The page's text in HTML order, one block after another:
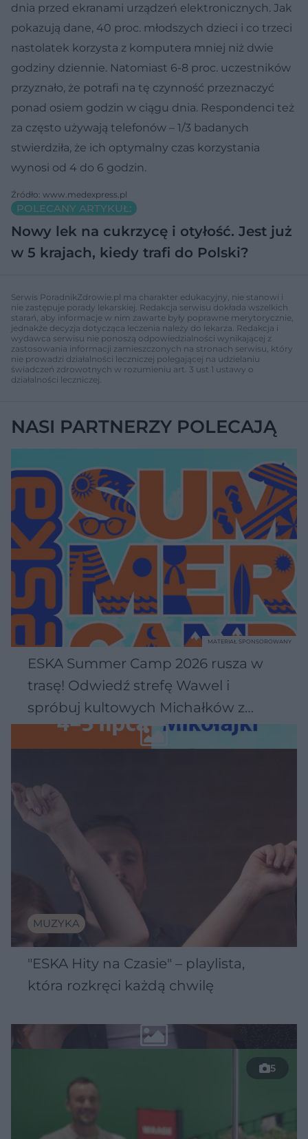
dnia przed ekranami urządzeń elektronicznych. Jak
pokazują dane, 40 proc. młodszych dzieci i co trzeci
nastolatek korzysta z komputera mniej niż dwie
godziny dziennie. Natomiast 6-8 proc. uczestników
przyznało, że potrafi na tę czynność przeznaczyć
ponad osiem godzin w ciągu dnia. Respondenci też
za często używają telefonów – 1/3 badanych
stwierdziła, że ich optymalny czas korzystania
wynosi od 4 do 6 godzin.
Źródło: www.medexpress.pl
POLECANY ARTYKUŁ:
Nowy lek na cukrzycę i otyłość. Jest już
w 5 krajach, kiedy trafi do Polski?
Serwis PoradnikZdrowie.pl ma charakter edukacyjny, nie stanowi i
nie zastępuje porady lekarskiej. Redakcja serwisu dokłada wszelkich
starań, aby informacje w nim zawarte były poprawne merytorycznie,
jednakże decyzja dotycząca leczenia należy do lekarza. Redakcja i
wydawca serwisu nie ponoszą odpowiedzialności wynikającej z
zastosowania informacji zamieszczonych na stronach serwisu, który
nie prowadzi działalności leczniczej polegającej na udzielaniu
świadczeń zdrowotnych w rozumieniu art. 3 ust 1 ustawy o
działalności leczniczej.
NASI PARTNERZY POLECAJĄ
ESKA Summer Camp 2026 rusza w
trasę! Odwiedź strefę Wawel i
spróbuj kultowych Michałków z
Wawelu
MATERIAŁ SPONSOROWANY
MUZYKA
"ESKA Hity na Czasie" – playlista,
która rozkręci każdą chwilę
5